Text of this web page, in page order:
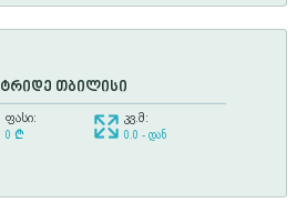
ტრიდე თბილისი
ფასი:
0 ¢
კვ.მ:
0.0 - დან